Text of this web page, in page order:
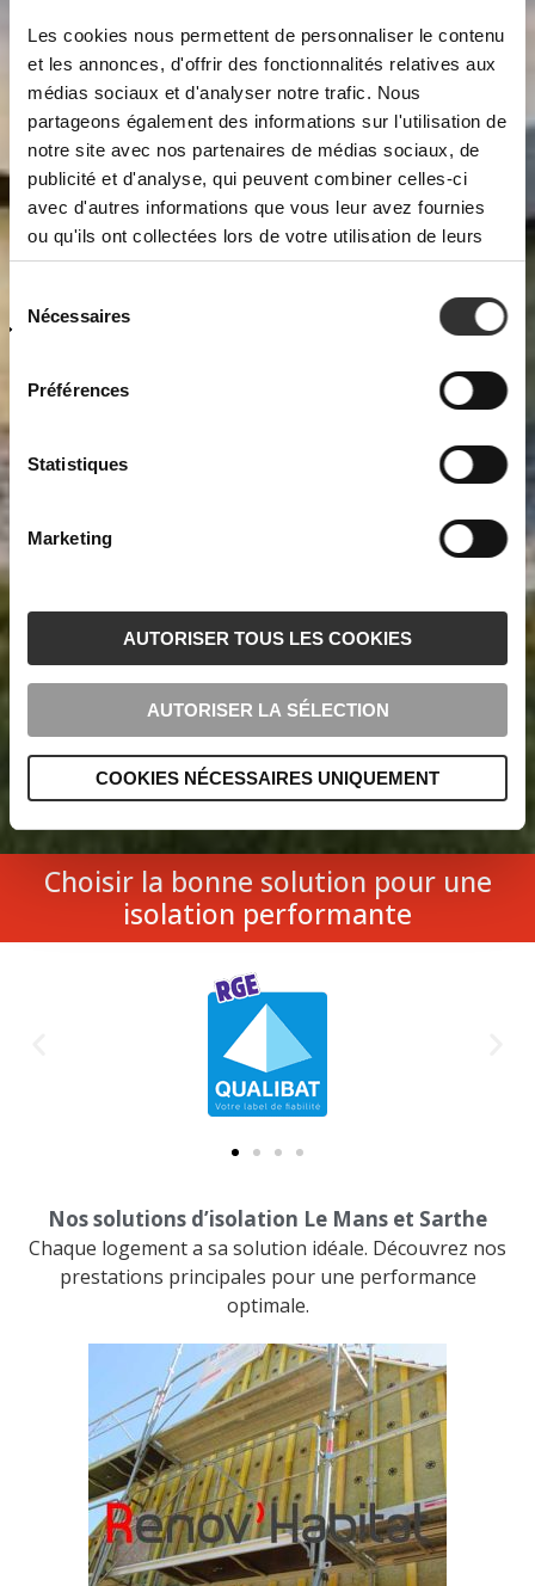
Les cookies nous permettent de personnaliser le contenu
et les annonces, d'offrir des fonctionnalités relatives aux
médias sociaux et d'analyser notre trafic. Nous
partageons également des informations sur l'utilisation de
notre site avec nos partenaires de médias sociaux, de
publicité et d'analyse, qui peuvent combiner celles-ci
avec d'autres informations que vous leur avez fournies
ou qu'ils ont collectées lors de votre utilisation de leurs
services.
Nécessaires
Préférences
Statistiques
Marketing
AUTORISER TOUS LES COOKIES
AUTORISER LA SÉLECTION
COOKIES NÉCESSAIRES UNIQUEMENT
Choisir la bonne solution pour une
isolation performante
Nos solutions d’isolation Le Mans et Sarthe
Chaque logement a sa solution idéale. Découvrez nos
prestations principales pour une performance
optimale.